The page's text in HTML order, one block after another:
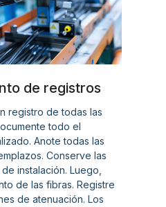
de registros
registro de todas las
todo el
Anote todas las
Conserve las
instalación. Luego,
de las fibras. Registre
de atenuación. Los